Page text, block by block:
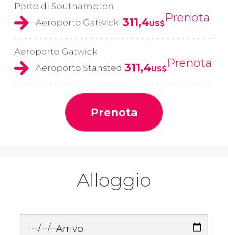
Porto di Southampton
Aeroporto Gatwick 311,4US$Prenota
Aeroporto Gatwick
Aeroporto Stansted 311,4US$Prenota
Prenota
Alloggio
Arrivo